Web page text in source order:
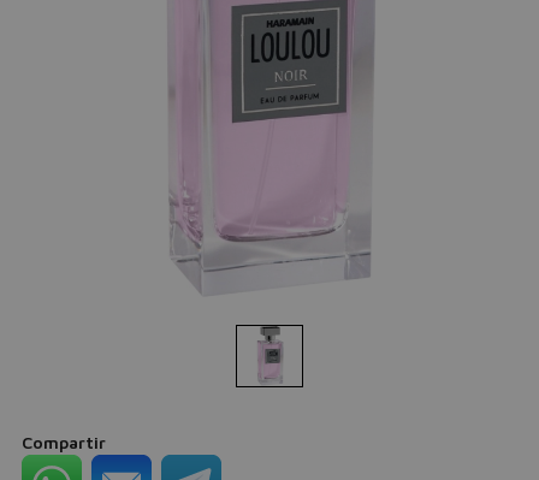
Compartir